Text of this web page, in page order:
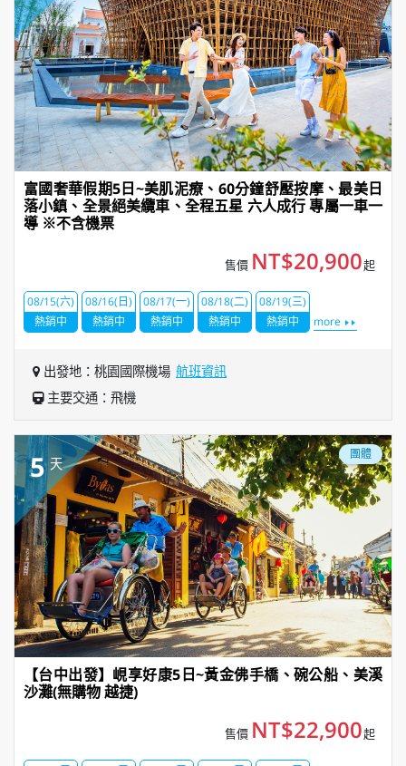
富國奢華假期5日~美肌泥療、60分鐘舒壓按摩、最美日
落小鎮、全景絕美纜車、全程五星 六人成行 專屬一車一
導 ※不含機票
售價 NT$20,900起
08/15(六)
熱銷中
08/16(日)
熱銷中
08/17(一)
熱銷中
08/18(二)
熱銷中
08/19(三)
熱銷中
more
出發地：桃園國際機場 航班資訊
主要交通：飛機
5 天
團體
【台中出發】峴享好康5日~黃金佛手橋、碗公船、美溪
沙灘(無購物 越捷)
售價 NT$22,900起